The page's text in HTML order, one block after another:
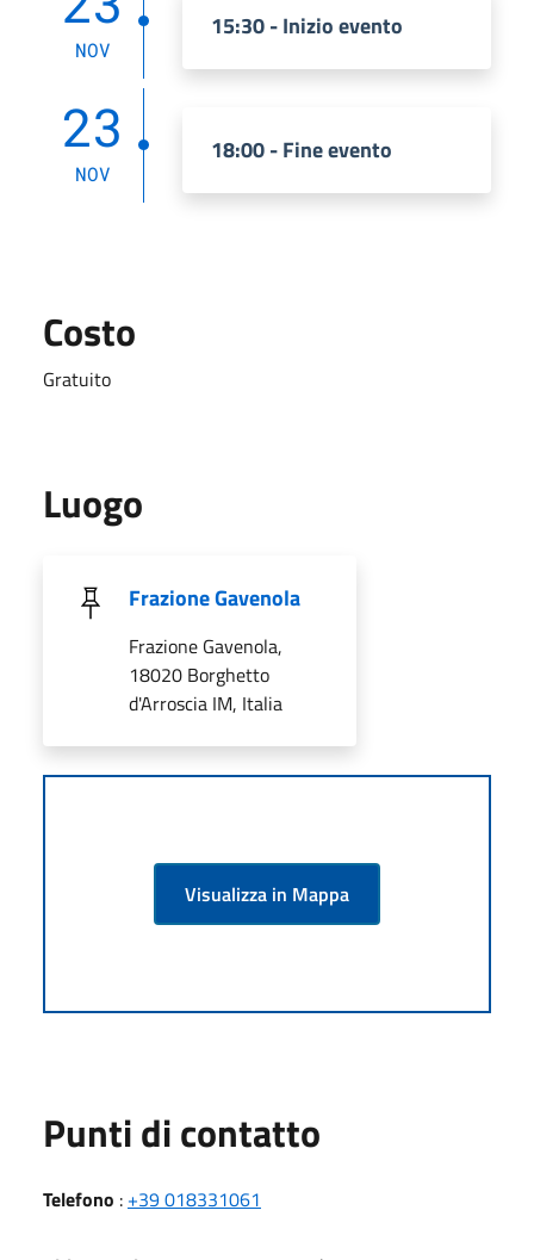
NOV
15:30 - Inizio evento
23
NOV
18:00 - Fine evento
Costo
Gratuito
Luogo
Frazione Gavenola
Frazione Gavenola,
18020 Borghetto
d'Arroscia IM, Italia
Visualizza in Mappa
Punti di contatto
Telefono : +39 018331061